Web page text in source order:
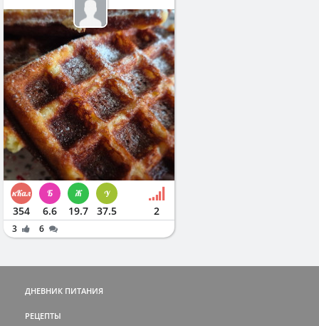
354 6.6 19.7 37.5 2
3 6
ДНЕВНИК ПИТАНИЯ
РЕЦЕПТЫ